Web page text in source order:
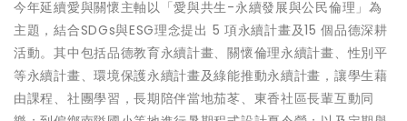
今年延續愛與關懷主軸以「愛與共生-永續發展與公民倫理」為
主題，結合SDGs與ESG理念提出 5 項永續計畫及15 個品德深耕
活動。其中包括品德教育永續計畫、關懷倫理永續計畫、性別平
等永續計畫、環境保護永續計畫及綠能推動永續計畫，讓學生藉
由課程、社團學習，長期陪伴當地茄苳、東香社區長輩互動同